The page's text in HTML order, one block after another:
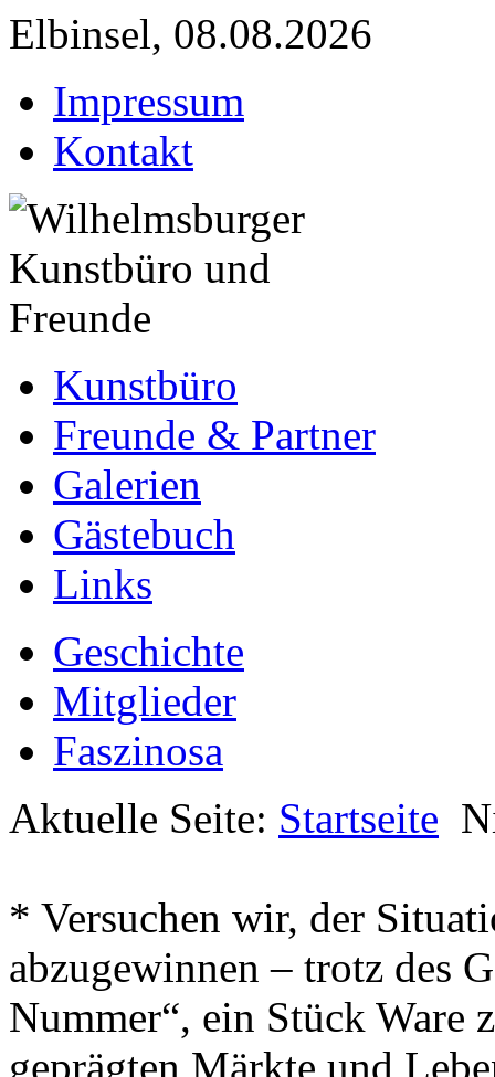
Elbinsel, 08.08.2026
Impressum
Kontakt
Kunstbüro
Freunde & Partner
Galerien
Gästebuch
Links
Geschichte
Mitglieder
Faszinosa
Aktuelle Seite: Startseite
* Versuchen wir, der
abzugewinnen – trotz des
Nummer“, ein Stück Ware
geprägten Märkte und